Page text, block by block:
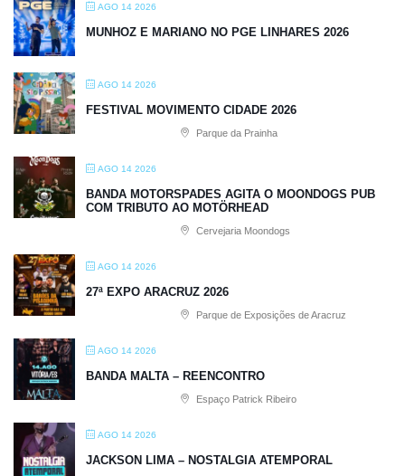
AGO 14 2026
MUNHOZ E MARIANO NO PGE LINHARES 2026
AGO 14 2026
FESTIVAL MOVIMENTO CIDADE 2026
Parque da Prainha
AGO 14 2026
BANDA MOTORSPADES AGITA O MOONDOGS PUB
COM TRIBUTO AO MOTÖRHEAD
Cervejaria Moondogs
AGO 14 2026
27ª EXPO ARACRUZ 2026
Parque de Exposições de Aracruz
AGO 14 2026
BANDA MALTA – REENCONTRO
Espaço Patrick Ribeiro
AGO 14 2026
JACKSON LIMA – NOSTALGIA ATEMPORAL